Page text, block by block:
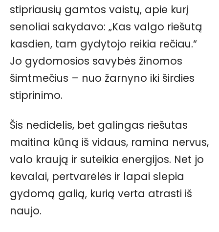
stipriausių gamtos vaistų, apie kurį
senoliai sakydavo: „Kas valgo riešutą
kasdien, tam gydytojo reikia rečiau.“
Jo gydomosios savybės žinomos
šimtmečius – nuo žarnyno iki širdies
stiprinimo.
Šis nedidelis, bet galingas riešutas
maitina kūną iš vidaus, ramina nervus,
valo kraują ir suteikia energijos. Net jo
kevalai, pertvarėlės ir lapai slepia
gydomą galią, kurią verta atrasti iš
naujo.